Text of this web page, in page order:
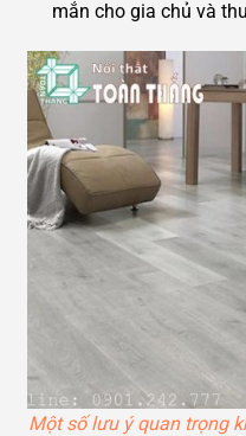
mắn cho gia chủ và
Một số lưu ý quan trọng